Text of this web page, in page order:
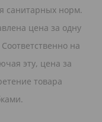
санитарных норм.
цена за одну
на
эту, цена за
товара